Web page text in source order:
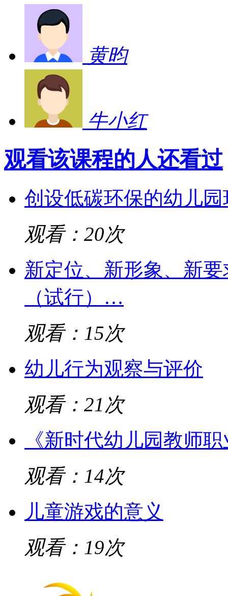
黄昀
牛小红
观看该课程的人还看过
创设低碳环保的幼儿园
观看：20次
新定位、新形象、新
（试行）…
观看：15次
幼儿行为观察与评价
观看：21次
《新时代幼儿园教师
观看：14次
儿童游戏的意义
观看：19次